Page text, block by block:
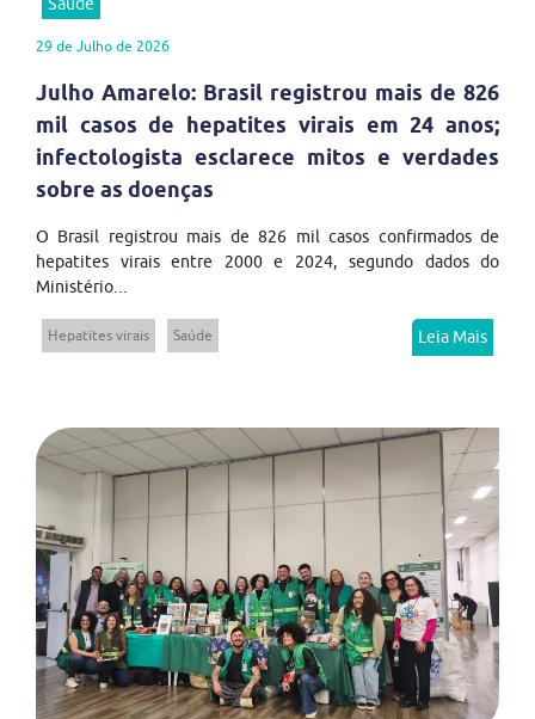
Saúde
29 de Julho de 2026
Julho Amarelo: Brasil registrou mais de 826
mil casos de hepatites virais em 24 anos;
infectologista esclarece mitos e verdades
sobre as doenças
O Brasil registrou mais de 826 mil casos confirmados de
hepatites virais entre 2000 e 2024, segundo dados do
Ministério...
Hepatites virais Saúde Leia Mais